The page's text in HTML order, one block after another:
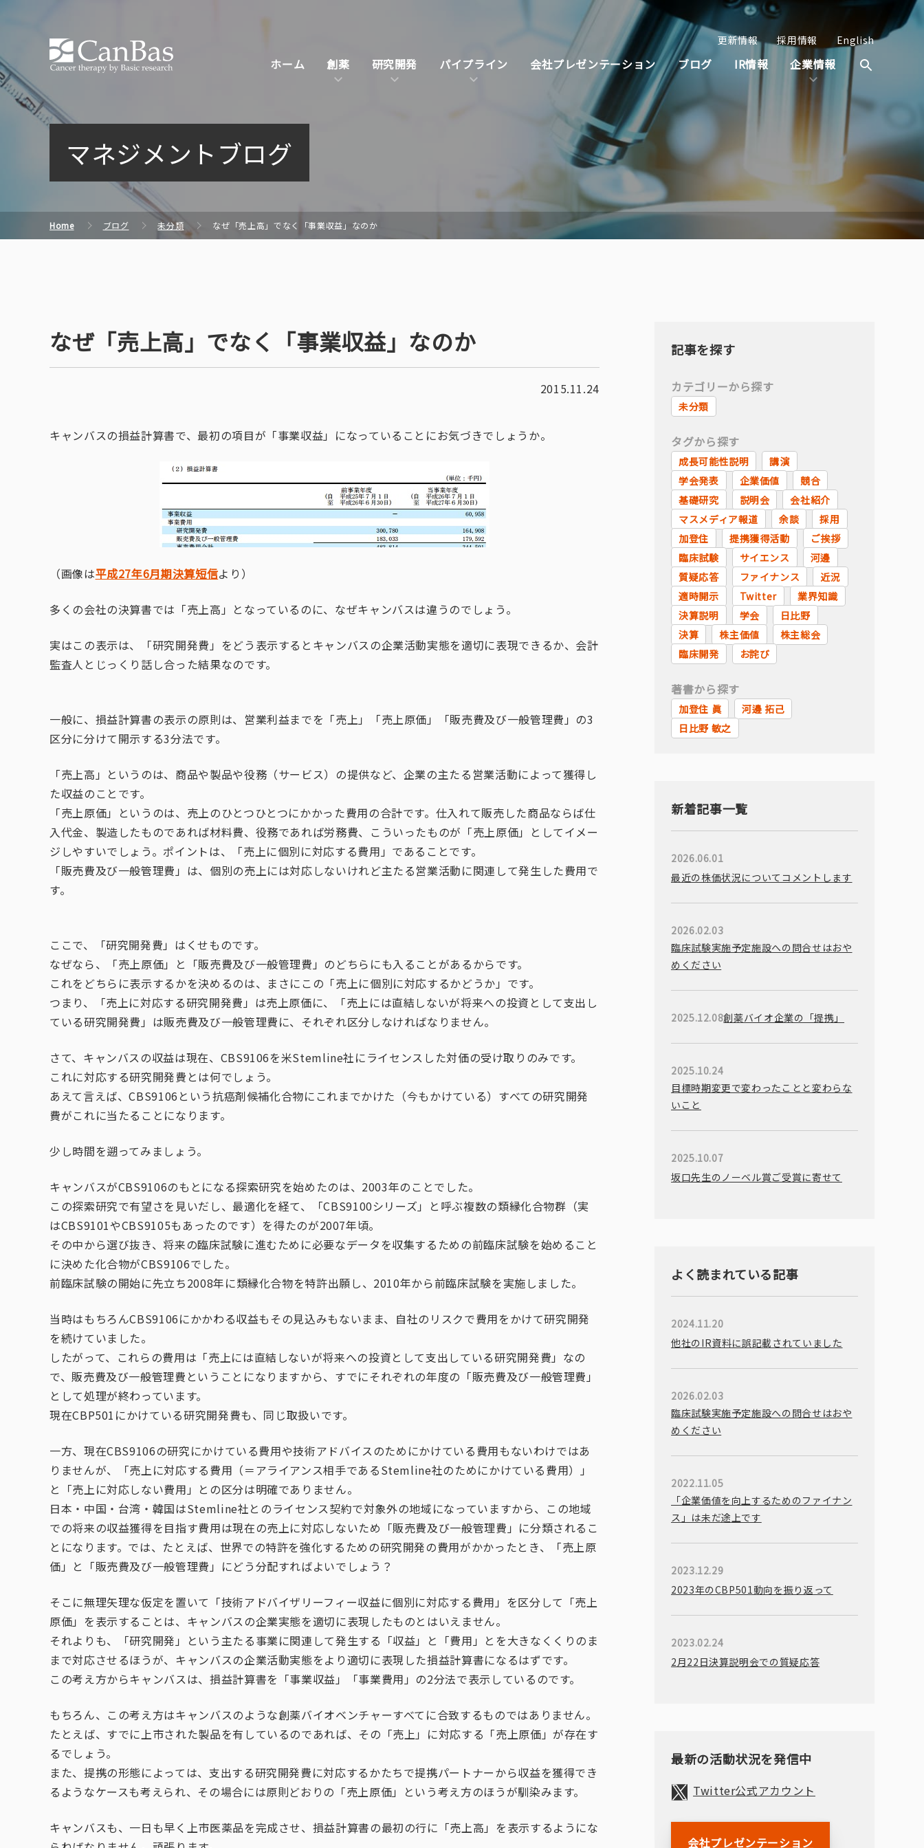
更新情報 採用情報 English
ホーム 創薬 研究開発 パイプライン 会社プレゼンテーション ブログ IR情報 企業情報
マネジメントブログ
Home ブログ 未分類 なぜ「売上高」でなく「事業収益」なのか
なぜ「売上高」でなく「事業収益」なのか
2015.11.24
キャンバスの損益計算書で、最初の項目が「事業収益」になっていることにお気づきでしょうか。
（画像は平成27年6月期決算短信より）
多くの会社の決算書では「売上高」となっているのに、なぜキャンバスは違うのでしょう。
実はこの表示は、「研究開発費」をどう表示するとキャンバスの企業活動実態を適切に表現できるか、会計
監査人とじっくり話し合った結果なのです。
一般に、損益計算書の表示の原則は、営業利益までを「売上」「売上原価」「販売費及び一般管理費」の3
区分に分けて開示する3分法です。
「売上高」というのは、商品や製品や役務（サービス）の提供など、企業の主たる営業活動によって獲得し
た収益のことです。
「売上原価」というのは、売上のひとつひとつにかかった費用の合計です。仕入れて販売した商品ならば仕
入代金、製造したものであれば材料費、役務であれば労務費、こういったものが「売上原価」としてイメー
ジしやすいでしょう。ポイントは、「売上に個別に対応する費用」であることです。
「販売費及び一般管理費」は、個別の売上には対応しないけれど主たる営業活動に関連して発生した費用で
す。
ここで、「研究開発費」はくせものです。
なぜなら、「売上原価」と「販売費及び一般管理費」のどちらにも入ることがあるからです。
これをどちらに表示するかを決めるのは、まさにこの「売上に個別に対応するかどうか」です。
つまり、「売上に対応する研究開発費」は売上原価に、「売上には直結しないが将来への投資として支出し
ている研究開発費」は販売費及び一般管理費に、それぞれ区分しなければなりません。
さて、キャンバスの収益は現在、CBS9106を米Stemline社にライセンスした対価の受け取りのみです。
これに対応する研究開発費とは何でしょう。
あえて言えば、CBS9106という抗癌剤候補化合物にこれまでかけた（今もかけている）すべての研究開発
費がこれに当たることになります。
少し時間を遡ってみましょう。
キャンバスがCBS9106のもとになる探索研究を始めたのは、2003年のことでした。
この探索研究で有望さを見いだし、最適化を経て、「CBS9100シリーズ」と呼ぶ複数の類縁化合物群（実
はCBS9101やCBS9105もあったのです）を得たのが2007年頃。
その中から選び抜き、将来の臨床試験に進むために必要なデータを収集するための前臨床試験を始めること
に決めた化合物がCBS9106でした。
前臨床試験の開始に先立ち2008年に類縁化合物を特許出願し、2010年から前臨床試験を実施しました。
当時はもちろんCBS9106にかかわる収益もその見込みもないまま、自社のリスクで費用をかけて研究開発
を続けていました。
したがって、これらの費用は「売上には直結しないが将来への投資として支出している研究開発費」なの
で、販売費及び一般管理費ということになりますから、すでにそれぞれの年度の「販売費及び一般管理費」
として処理が終わっています。
現在CBP501にかけている研究開発費も、同じ取扱いです。
一方、現在CBS9106の研究にかけている費用や技術アドバイスのためにかけている費用もないわけではあ
りませんが、「売上に対応する費用（＝アライアンス相手であるStemline社のためにかけている費用）」
と「売上に対応しない費用」との区分は明確でありません。
日本・中国・台湾・韓国はStemline社とのライセンス契約で対象外の地域になっていますから、この地域
での将来の収益獲得を目指す費用は現在の売上に対応しないため「販売費及び一般管理費」に分類されるこ
とになります。では、たとえば、世界での特許を強化するための研究開発の費用がかかったとき、「売上原
価」と「販売費及び一般管理費」にどう分配すればよいでしょう？
そこに無理矢理な仮定を置いて「技術アドバイザリーフィー収益に個別に対応する費用」を区分して「売上
原価」を表示することは、キャンバスの企業実態を適切に表現したものとはいえません。
それよりも、「研究開発」という主たる事業に関連して発生する「収益」と「費用」とを大きなくくりのま
まで対応させるほうが、キャンバスの企業活動実態をより適切に表現した損益計算書になるはずです。
この考え方からキャンバスは、損益計算書を「事業収益」「事業費用」の2分法で表示しているのです。
もちろん、この考え方はキャンバスのような創薬バイオベンチャーすべてに合致するものではありません。
たとえば、すでに上市された製品を有しているのであれば、その「売上」に対応する「売上原価」が存在す
るでしょう。
また、提携の形態によっては、支出する研究開発費に対応するかたちで提携パートナーから収益を獲得でき
るようなケースも考えられ、その場合には原則どおりの「売上原価」という考え方のほうが馴染みます。
キャンバスも、一日も早く上市医薬品を完成させ、損益計算書の最初の行に「売上高」を表示するようにな
記事を探す
カテゴリーから探す
未分類
タグから探す
成長可能性説明
講演
学会発表
企業価値
競合
基礎研究
説明会
会社紹介
マスメディア報道
余談
採用
加登住
提携獲得活動
ご挨拶
臨床試験
サイエンス
河邊
質疑応答
ファイナンス
近況
適時開示
Twitter
業界知識
決算説明
学会
日比野
決算
株主価値
株主総会
臨床開発
お詫び
著書から探す
加登住 眞
河邊 拓己
日比野 敏之
新着記事一覧
2026.06.01
最近の株価状況についてコメントします
2026.02.03
臨床試験実施予定施設への問合せはおや
めください
2025.12.08創薬バイオ企業の「提携」
2025.10.24
目標時期変更で変わったことと変わらな
いこと
2025.10.07
坂口先生のノーベル賞ご受賞に寄せて
よく読まれている記事
2024.11.20
他社のIR資料に誤記載されていました
2026.02.03
臨床試験実施予定施設への問合せはおや
めください
2022.11.05
「企業価値を向上するためのファイナン
ス」は未だ途上です
2023.12.29
2023年のCBP501動向を振り返って
2023.02.24
2月22日決算説明会での質疑応答
最新の活動状況を発信中
Twitter公式アカウント
会社プレゼンテーション